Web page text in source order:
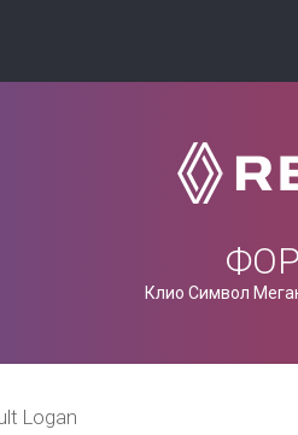
Клио Символ
Logan